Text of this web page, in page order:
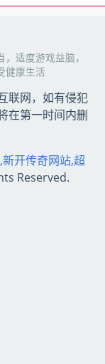
适度游戏益脑，
健康生活
联网，如有侵犯
在第一时间内删
开传奇网站,超
Reserved.